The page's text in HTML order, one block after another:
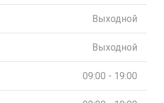
Выходной
Выходной
09:00 - 19:00